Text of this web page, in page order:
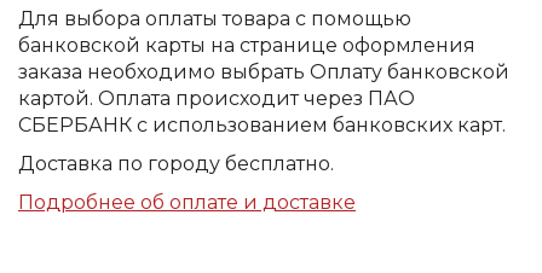
Для выбора оплаты товара с помощью
банковской карты на странице оформления
заказа необходимо выбрать Оплату банковской
картой. Оплата происходит через ПАО
СБЕРБАНК с использованием банковских карт.
Доставка по городу бесплатно.
Подробнее об оплате и доставке